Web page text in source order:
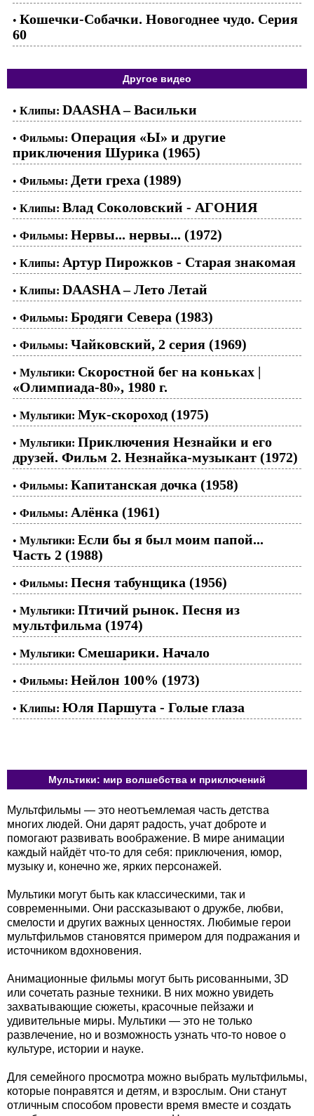
• Кошечки-Собачки. Новогоднее чудо. Серия
60
Другое видео
• Клипы: DAASHA – Васильки
• Фильмы: Операция «Ы» и другие
приключения Шурика (1965)
• Фильмы: Дети греха (1989)
• Клипы: Влад Соколовский - АГОНИЯ
• Фильмы: Нервы... нервы... (1972)
• Клипы: Артур Пирожков - Старая знакомая
• Клипы: DAASHA – Лето Летай
• Фильмы: Бродяги Севера (1983)
• Фильмы: Чайковский, 2 серия (1969)
• Мультики: Скоростной бег на коньках |
«Олимпиада-80», 1980 г.
• Мультики: Мук-скороход (1975)
• Мультики: Приключения Незнайки и его
друзей. Фильм 2. Незнайка-музыкант (1972)
• Фильмы: Капитанская дочка (1958)
• Фильмы: Алёнка (1961)
• Мультики: Если бы я был моим папой...
Часть 2 (1988)
• Фильмы: Песня табунщика (1956)
• Мультики: Птичий рынок. Песня из
мультфильма (1974)
• Мультики: Смешарики. Начало
• Фильмы: Нейлон 100% (1973)
• Клипы: Юля Паршута - Голые глаза
Мультики: мир волшебства и приключений
Мультфильмы — это неотъемлемая часть детства
многих людей. Они дарят радость, учат доброте и
помогают развивать воображение. В мире анимации
каждый найдёт что-то для себя: приключения, юмор,
музыку и, конечно же, ярких персонажей.
Мультики могут быть как классическими, так и
современными. Они рассказывают о дружбе, любви,
смелости и других важных ценностях. Любимые герои
мультфильмов становятся примером для подражания и
источником вдохновения.
Анимационные фильмы могут быть рисованными, 3D
или сочетать разные техники. В них можно увидеть
захватывающие сюжеты, красочные пейзажи и
удивительные миры. Мультики — это не только
развлечение, но и возможность узнать что-то новое о
культуре, истории и науке.
Для семейного просмотра можно выбрать мультфильмы,
которые понравятся и детям, и взрослым. Они станут
отличным способом провести время вместе и создать